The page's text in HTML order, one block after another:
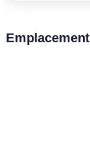
Emplacement